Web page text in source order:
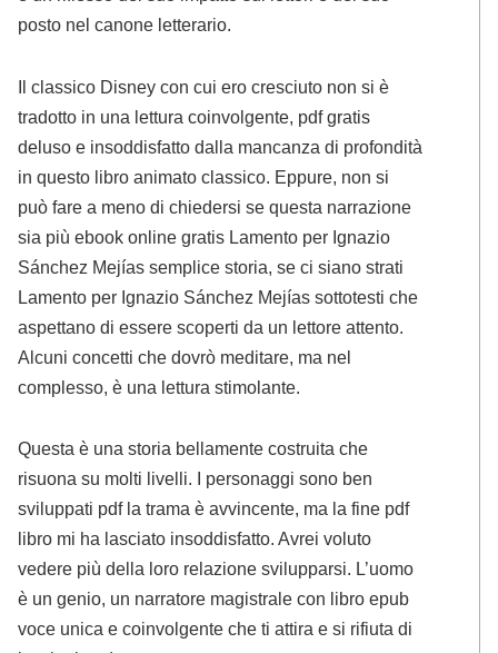
posto nel canone letterario.
Il classico Disney con cui ero cresciuto non si è
tradotto in una lettura coinvolgente, pdf gratis
deluso e insoddisfatto dalla mancanza di profondità
in questo libro animato classico. Eppure, non si
può fare a meno di chiedersi se questa narrazione
sia più ebook online gratis Lamento per Ignazio
Sánchez Mejías semplice storia, se ci siano strati
Lamento per Ignazio Sánchez Mejías sottotesti che
aspettano di essere scoperti da un lettore attento.
Alcuni concetti che dovrò meditare, ma nel
complesso, è una lettura stimolante.
Questa è una storia bellamente costruita che
risuona su molti livelli. I personaggi sono ben
sviluppati pdf la trama è avvincente, ma la fine pdf
libro mi ha lasciato insoddisfatto. Avrei voluto
vedere più della loro relazione svilupparsi. L’uomo
è un genio, un narratore magistrale con libro epub
voce unica e coinvolgente che ti attira e si rifiuta di